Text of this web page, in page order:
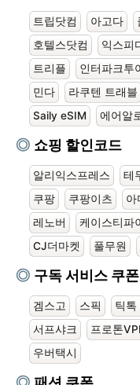
트립닷컴 아고다
호텔스닷컴
익스피
트리플
인터파크투
민다
라쿠텐 트래블
Saily eSIM
에어알
쇼핑 할인코드
알리익스프레스 테
쿠팡
쿠팡이츠 아
레노버
케이스티파
CJ더마켓
풀무원
구독 서비스 쿠폰
겜스고 스픽 틱톡
서프샤크
프로톤
우버택시